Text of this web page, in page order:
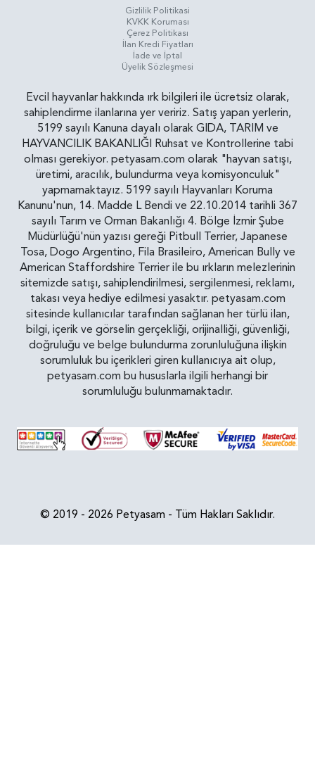
Gizlilik Politikasi
KVKK Koruması
Çerez Politikası
İlan Kredi Fiyatları
İade ve İptal
Üyelik Sözleşmesi
Evcil hayvanlar hakkında ırk bilgileri ile ücretsiz olarak,
sahiplendirme ilanlarına yer veririz. Satış yapan yerlerin,
5199 sayılı Kanuna dayalı olarak GIDA, TARIM ve
HAYVANCILIK BAKANLIĞI Ruhsat ve Kontrollerine tabi
olması gerekiyor. petyasam.com olarak "hayvan satışı,
üretimi, aracılık, bulundurma veya komisyonculuk"
yapmamaktayız. 5199 sayılı Hayvanları Koruma
Kanunu'nun, 14. Madde L Bendi ve 22.10.2014 tarihli 367
sayılı Tarım ve Orman Bakanlığı 4. Bölge İzmir Şube
Müdürlüğü'nün yazısı gereği Pitbull Terrier, Japanese
Tosa, Dogo Argentino, Fila Brasileiro, American Bully ve
American Staffordshire Terrier ile bu ırkların melezlerinin
sitemizde satışı, sahiplendirilmesi, sergilenmesi, reklamı,
takası veya hediye edilmesi yasaktır. petyasam.com
sitesinde kullanıcılar tarafından sağlanan her türlü ilan,
bilgi, içerik ve görselin gerçekliği, orijinalliği, güvenliği,
doğruluğu ve belge bulundurma zorunluluğuna ilişkin
sorumluluk bu içerikleri giren kullanıcıya ait olup,
petyasam.com bu hususlarla ilgili herhangi bir
sorumluluğu bulunmamaktadır.
© 2019 - 2026 Petyasam - Tüm Hakları Saklıdır.